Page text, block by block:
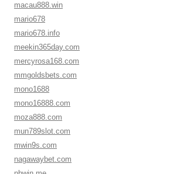
macau888.win
mario678
mario678.info
meekin365day.com
mercyrosa168.com
mmgoldsbets.com
mono1688
mono16888.com
moza888.com
mun789slot.com
mwin9s.com
nagawaybet.com